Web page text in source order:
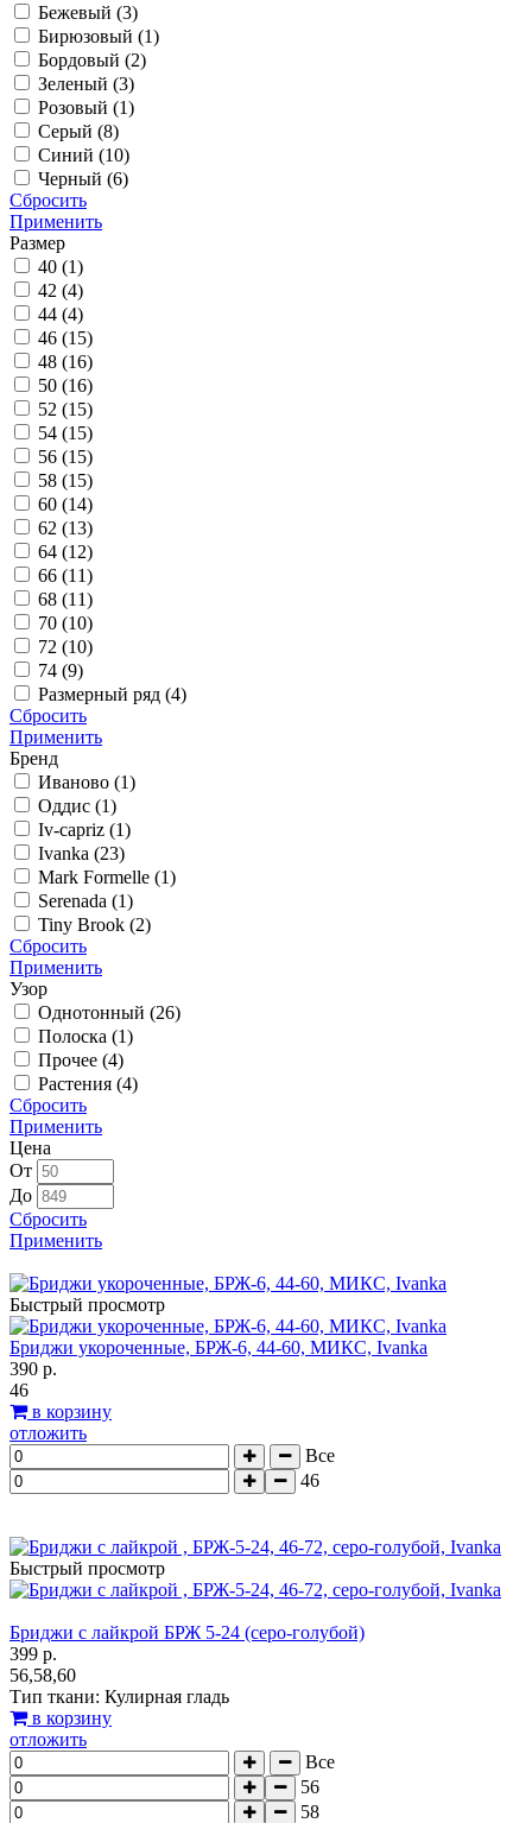
Бежевый (3)
Бирюзовый (1)
Бордовый (2)
Зеленый (3)
Розовый (1)
Серый (8)
Синий (10)
Черный (6)
Сбросить
Применить
Размер
40 (1)
42 (4)
44 (4)
46 (15)
48 (16)
50 (16)
52 (15)
54 (15)
56 (15)
58 (15)
60 (14)
62 (13)
64 (12)
66 (11)
68 (11)
70 (10)
72 (10)
74 (9)
Размерный ряд (4)
Сбросить
Применить
Бренд
Иваново (1)
Оддис (1)
Iv-сapriz (1)
Ivanka (23)
Mark Formelle (1)
Serenada (1)
Tiny Brook (2)
Сбросить
Применить
Узор
Однотонный (26)
Полоска (1)
Прочее (4)
Растения (4)
Сбросить
Применить
Цена
От
До
Сбросить
Применить
Быстрый просмотр
Бриджи укороченные, БРЖ-6, 44-60, МИКС, Ivanka
390 р.
46
в корзину
отложить
Все
46
Быстрый просмотр
Бриджи с лайкрой БРЖ 5-24 (серо-голубой)
399 р.
56,58,60
Тип ткани: Кулирная гладь
в корзину
отложить
Все
56
58